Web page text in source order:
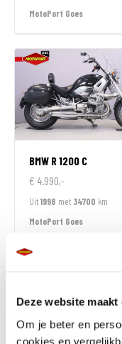
Deze website
Om je beter en
cookies en
MotoPort Goes
BMW R 1200 C
€ 4.990,-
Uit1998 met 34700 km
MotoPort Goes